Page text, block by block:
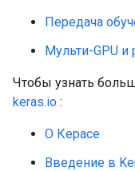
Передача
Мульти-GPU и
Чтобы узнать
keras.io :
О Керасе
Введение в